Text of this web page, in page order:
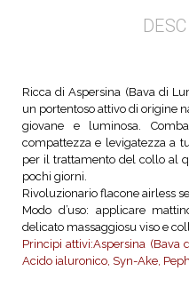
Ricca di Aspersina (Bava di
un portentoso attivo di origine
giovane e luminosa.
compattezza e levigatezza a
per il trattamento del collo al
pochi giorni.
Rivoluzionario flacone airless
Modo d’uso: applicare
delicato massaggiosu viso e
Principi attivi:Aspersina (Bava
Acido ialuronico, Syn-Ake,